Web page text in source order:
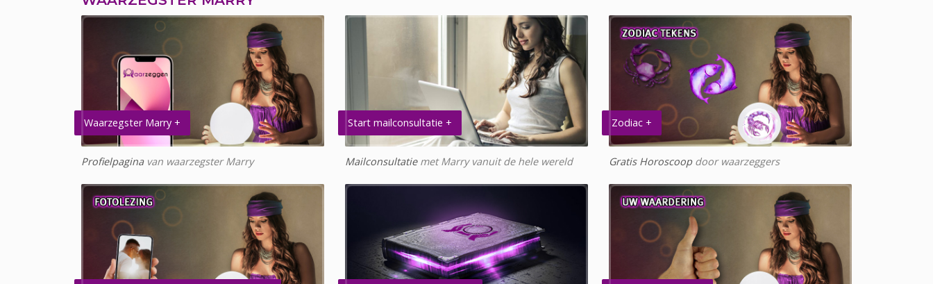
Waarzegster Marry +
Profielpaginavan waarzegster Marry
Start mailconsultatie +
Mailconsultatiemet Marry vanuit de hele wereld
Zodiac +
Gratis Horoscoopdoor waarzeggers